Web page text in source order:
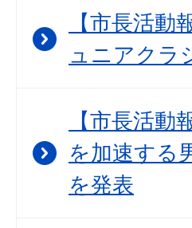
【市長活
ュニアクラ
【市長活
を加速する
を発表